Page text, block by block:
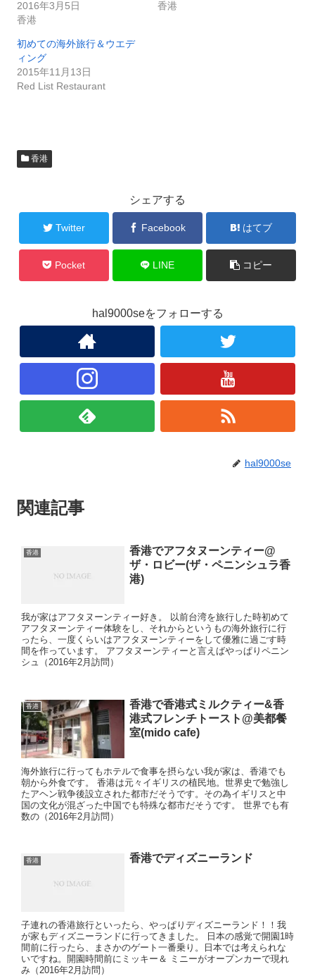
2016年3月5日
香港
香港
初めての海外旅行＆ウエデ
ィング
2015年11月13日
Red List Restaurant
香港
シェアする
Twitter Facebook はてブ
Pocket LINE コピー
hal9000seをフォローする
hal9000se
関連記事
香港
香港でアフタヌーンティー@
ザ・ロビー(ザ・ペニンシュラ香
港)
我が家はアフタヌーンティー好き。 以前台湾を旅行した時初めて
アフタヌーンティー体験をし、それからというもの海外旅行に行
ったら、一度くらいはアフタヌーンティーをして優雅に過ごす時
間を作っています。 アフタヌーンティーと言えばやっぱりペニン
シュ（2016年2月訪問）
香港
香港で香港式ミルクティー&香
港式フレンチトースト@美都餐
室(mido cafe)
海外旅行に行ってもホテルで食事を摂らない我が家は、香港でも
朝から外食です。 香港は元々イギリスの植民地。世界史で勉強し
たアヘン戦争後設立された都市だそうです。その為イギリスと中
国の文化が混ざった中国でも特殊な都市だそうです。 世界でも有
数の（2016年2月訪問）
香港 香港でディズニーランド
子連れの香港旅行といったら、やっぱりディズニーランド！！我
が家もディズニーランドに行ってきました。 日本の感覚で開園1時
間前に行ったら、まさかのゲート一番乗り。日本では考えられな
いですね。開園時間前にミッキー＆ ミニーがオープンカーで現れ
み（2016年2月訪問）